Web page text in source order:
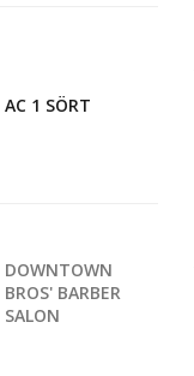
AC 1 SÖRT
DOWNTOWN
BROS' BARBER
SALON